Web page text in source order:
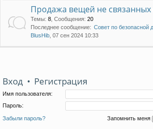
Продажа вещей не
Темы: 8 Сообщения: 20
Последнее сообщение: Совет по безопасной
BlusHib , 07 сен 2024 10:33
Вход • Регистрация
Имя пользователя:
Пароль:
Забыли пароль? Запомнить меня